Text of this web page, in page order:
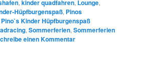
,kinder quadfahren, Lounge,
Hüpfburgenspaß, Pinos
Pino`s Kinder Hüpfburgenspaß
,Sommerferien,Sommerferien
einen Kommentar